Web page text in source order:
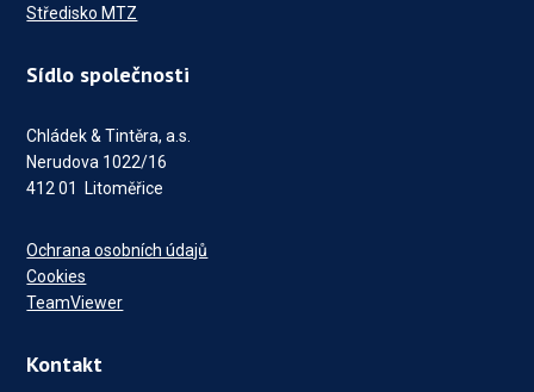
Středisko MTZ
Sídlo společnosti
Chládek & Tintěra, a.s.
Nerudova 1022/16
412 01 Litoměřice
Ochrana osobních údajů
Cookies
TeamViewer
Kontakt